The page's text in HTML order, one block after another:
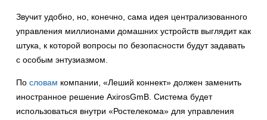
Звучит удобно, но, конечно, сама идея централизованного
управления миллионами домашних устройств выглядит как
штука, к которой вопросы по безопасности будут задавать
с особым энтузиазмом.
По словам компании, «Леший коннект» должен заменить
иностранное решение AxirosGmB. Система будет
использоваться внутри «Ростелекома» для управления